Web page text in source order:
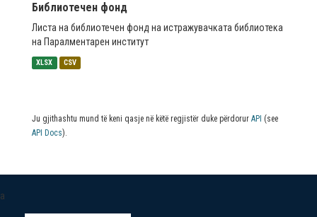
Библиотечен фонд
Листа на библиотечен фонд на истражувачката библиотека
на Паралментарен институт
XLSX CSV
Ju gjithashtu mund të keni qasje në këtë regjistër duke përdorur API (see
API Docs).
a